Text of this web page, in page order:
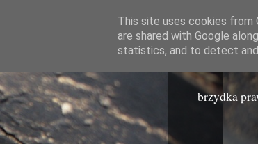
brzydka
This site uses cookies from
are shared with Google
statistics, and to detect and